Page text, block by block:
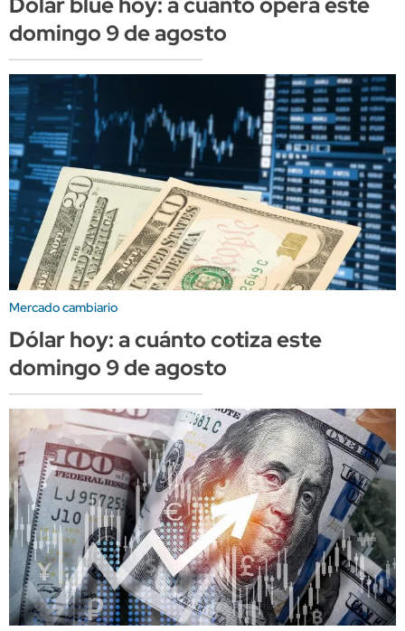
domingo 9 de agosto
Mercado cambiario
Dólar hoy: a cuánto cotiza este
domingo 9 de agosto